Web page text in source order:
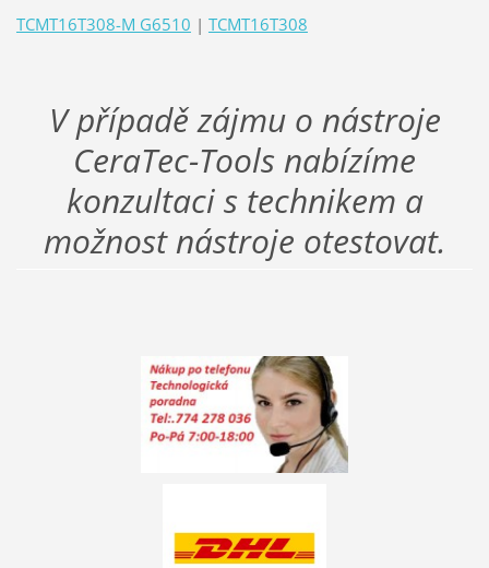
TCMT16T308-M G6510 | TCMT16T308
V případě zájmu o nástroje
CeraTec-Tools nabízíme
konzultaci s technikem a
možnost nástroje otestovat.